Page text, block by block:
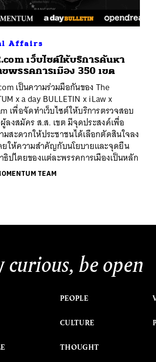
Affairs
เว็บไซต์ให้บริการค้นหา
พรรคการเมือง 350 เขต
เป็นความร่วมมือกันของ The
x a day BULLETIN x iLaw x
เพื่อจัดทำเว็บไซต์ให้บริการตรวจสอบ
ลงสมัคร ส.ส. เขต มีจุดประสงค์เพื่อ
มสะดวกให้ประชาชนได้เลือกตัดสินใจลง
ยให้ความสำคัญกับนโยบายและจุดยืน
ธิปไตยของแต่ละพรรคการเมืองเป็นหลัก
TEAM
curious, be open
PEOPLE
CULTURE
THOUGHT